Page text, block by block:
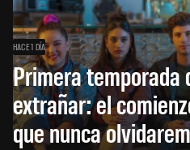
HACE 1 DÍA
Primera temporada
extrañar: el
que nunca